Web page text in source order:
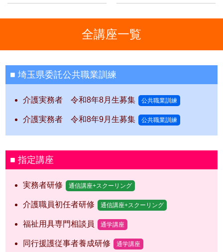
全講座一覧
埼玉県委託公共職業訓練
介護実務者 令和8年8月生募集 公共職業訓練
介護実務者 令和8年9月生募集 公共職業訓練
指定講座
実務者研修 通信講座+スクーリング
介護職員初任者研修 通信講座+スクーリング
福祉用具専門相談員 通学講座
同行援護従事者養成研修 通学講座